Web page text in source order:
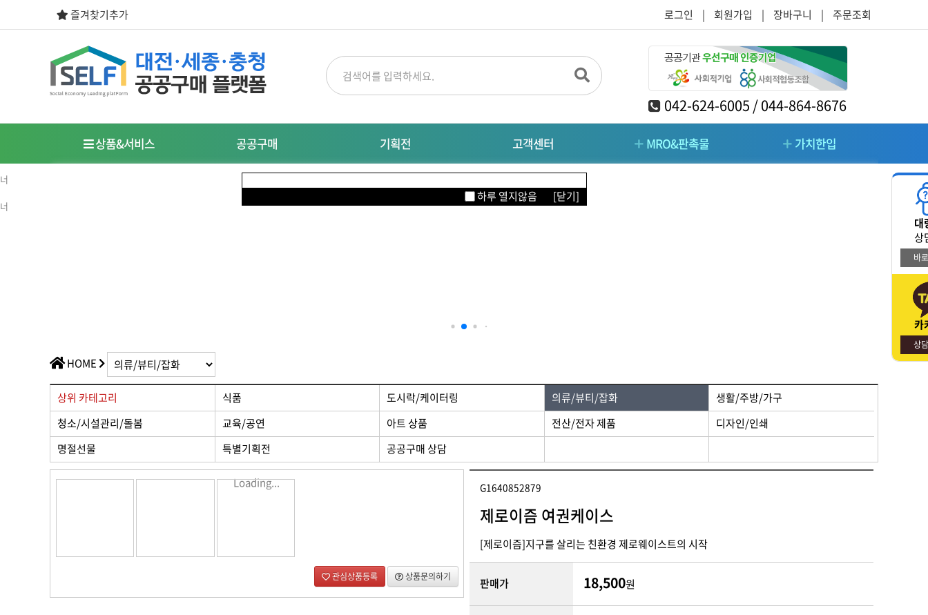
즐겨찾기추가 로그인 | 회원가입 | 장바구니 | 주문조회
042-624-6005 / 044-864-8676
상품&서비스 공공구매
우선구매제도
사회적경제기업이란?
기획전
명절선물
특별기획전
고객센터
공지사항
대량주문문의
MRO&판촉물 가치한입
가치플러스
HOME
상위 카테고리 식품 도시락/케이터링 의류/뷰티/잡화
생활/주방/가구
청소/시설관리/돌봄
교육/공연 아트 상품 전산/전자 제품
디자인/인쇄
명절선물
특별기획전 공공구매 상담
Loading...
관심상품등록 상품문의하기
G1640852879
제로이즘 여권케이스
[제로이즘]지구를 살리는 친환경 제로웨이스트의 시작
판매가 18,500원
대
상
바
카
상
하루 열지않음 [닫기]